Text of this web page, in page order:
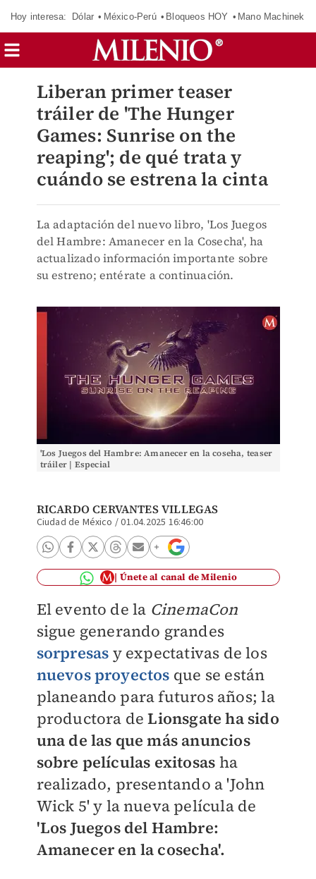
Hoy interesa: Dólar México-Perú Bloqueos HOY Mano Machinek
Liberan primer teaser
tráiler de 'The Hunger
Games: Sunrise on the
reaping'; de qué trata y
cuándo se estrena la cinta
La adaptación del nuevo libro, 'Los Juegos
del Hambre: Amanecer en la Cosecha', ha
actualizado información importante sobre
su estreno; entérate a continuación.
'Los Juegos del Hambre: Amanecer en la coseha, teaser
tráiler | Especial
RICARDO CERVANTES VILLEGAS
Ciudad de México /01.04.2025 16:46:00
Únete al canal de Milenio
El evento de la CinemaCon
sigue generando grandes
sorpresas y expectativas de los
nuevos proyectos que se están
planeando para futuros años; la
productora deLionsgate ha sido
una de las que más anuncios
sobre películas exitosas ha
realizado, presentando a 'John
Wick 5' y la nueva película de
'Los Juegos del Hambre:
Amanecer en la cosecha'.